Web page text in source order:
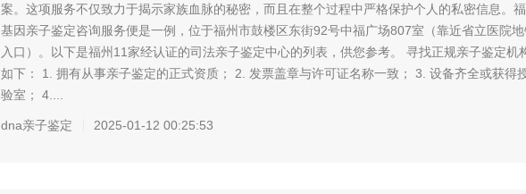
案。这项服务不仅致力于揭示家族血脉的秘密，而且在整个过程中严格保护个人的私密信息。
基因亲子鉴定咨询服务便是一例，位于福州市鼓楼区东街92号中福广场807室（靠近省立医院地
入口）。以下是福州11家经认证的司法亲子鉴定中心的列表，供您参考。 寻找正规亲子鉴定机
如下： 1. 拥有从事亲子鉴定的正式资质； 2. 发票盖章与许可证名称一致； 3. 设备齐全或获得
验室； 4....
dna亲子鉴定 2025-01-12 00:25:53